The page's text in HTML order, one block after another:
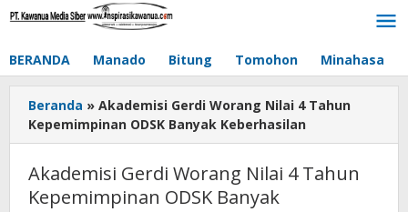
Lewati
BERANDA Manado Bitung Tomohon Minahasa
Beranda » Akademisi Gerdi Worang Nilai 4 Tahun
Kepemimpinan ODSK Banyak Keberhasilan
Akademisi Gerdi Worang Nilai 4 Tahun
Kepemimpinan ODSK Banyak